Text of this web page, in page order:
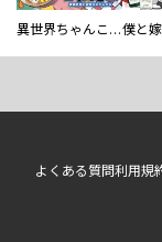
異世界ちゃんこ～横綱目前に召喚されたんだが～ 【連載版】
よくある質問利用規